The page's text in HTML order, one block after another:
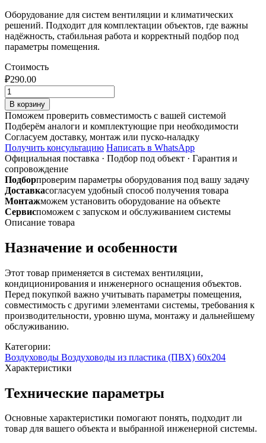
Оборудование для систем вентиляции и климатических
решений. Подходит для комплектации объектов, где важны
надёжность, стабильная работа и корректный подбор под
параметры помещения.
Стоимость
₽290.00
Количество
товара
812
соединитель
прямой
60*204/
ф125
В корзину
Поможем проверить совместимость с вашей системой
Подберём аналоги и комплектующие при необходимости
Согласуем доставку, монтаж или пуско-наладку
Получить консультацию Написать в WhatsApp
Официальная поставка · Подбор под объект · Гарантия и
сопровождение
Подборпроверим параметры оборудования под вашу задачу
Доставкасогласуем удобный способ получения товара
Монтажможем установить оборудование на объекте
Сервиспоможем с запуском и обслуживанием системы
Описание товара
Назначение и особенности
Этот товар применяется в системах вентиляции,
кондиционирования и инженерного оснащения объектов.
Перед покупкой важно учитывать параметры помещения,
совместимость с другими элементами системы, требования к
производительности, уровню шума, монтажу и дальнейшему
обслуживанию.
Категории:
Воздуховоды Воздуховоды из пластика (ПВХ) 60х204
Характеристики
Технические параметры
Основные характеристики помогают понять, подходит ли
товар для вашего объекта и выбранной инженерной системы.